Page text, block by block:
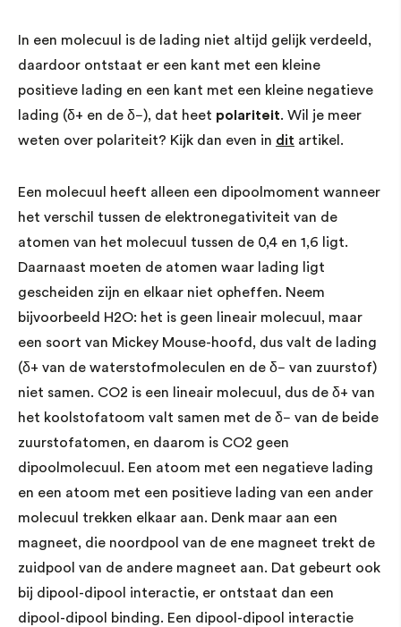
In een molecuul is de lading niet altijd gelijk verdeeld,
daardoor ontstaat er een kant met een kleine
positieve lading en een kant met een kleine negatieve
lading (δ+ en de δ−), dat heet polariteit. Wil je meer
weten over polariteit? Kijk dan even in dit artikel.
Een molecuul heeft alleen een dipoolmoment wanneer
het verschil tussen de elektronegativiteit van de
atomen van het molecuul tussen de 0,4 en 1,6 ligt.
Daarnaast moeten de atomen waar lading ligt
gescheiden zijn en elkaar niet opheffen. Neem
bijvoorbeeld H2O: het is geen lineair molecuul, maar
een soort van Mickey Mouse-hoofd, dus valt de lading
(δ+ van de waterstofmoleculen en de δ− van zuurstof)
niet samen. CO2 is een lineair molecuul, dus de δ+ van
het koolstofatoom valt samen met de δ− van de beide
zuurstofatomen, en daarom is CO2 geen
dipoolmolecuul. Een atoom met een negatieve lading
en een atoom met een positieve lading van een ander
molecuul trekken elkaar aan. Denk maar aan een
magneet, die noordpool van de ene magneet trekt de
zuidpool van de andere magneet aan. Dat gebeurt ook
bij dipool-dipool interactie, er ontstaat dan een
dipool-dipool binding. Een dipool-dipool interactie